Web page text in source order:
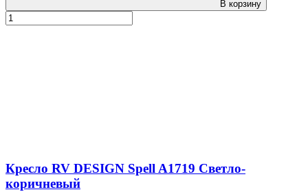
В корзину
Кресло RV DESIGN Spell A1719 Светло-
коричневый